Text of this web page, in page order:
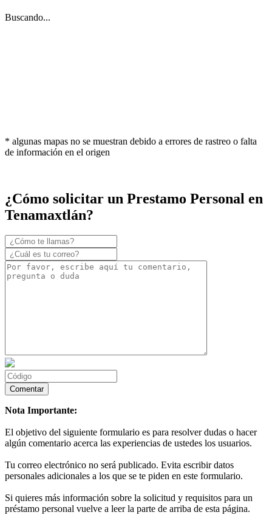
Buscando...
* algunas mapas no se muestran debido a errores de rastreo o falta
de información en el origen
¿Cómo solicitar un Prestamo Personal en
Tenamaxtlán?
Nota Importante:
El objetivo del siguiente formulario es para resolver dudas o hacer
algún comentario acerca las experiencias de ustedes los usuarios.
Tu correo electrónico no será publicado. Evita escribir datos
personales adicionales a los que se te piden en este formulario.
Si quieres más información sobre la solicitud y requisitos para un
préstamo personal vuelve a leer la parte de arriba de esta página.